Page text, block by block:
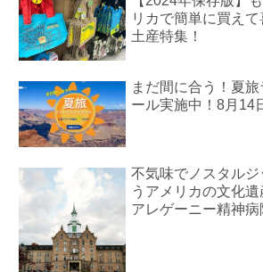
リカで簡単に買え
土産特集！
まだ間に合う！夏
ール実施中！8月14
不気味でノスタル
うアメリカの文化遺
アレゲーニー精神病